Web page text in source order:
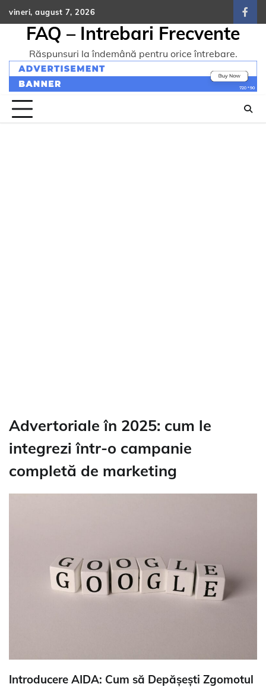
Skip
to
content
vineri, august 7, 2026
FAQ – Intrebari Frecvente
Răspunsuri la îndemână pentru orice întrebare.
Advertoriale în 2025: cum le
integrezi într-o campanie
completă de marketing
Introducere AIDA: Cum să Depășești Zgomotul